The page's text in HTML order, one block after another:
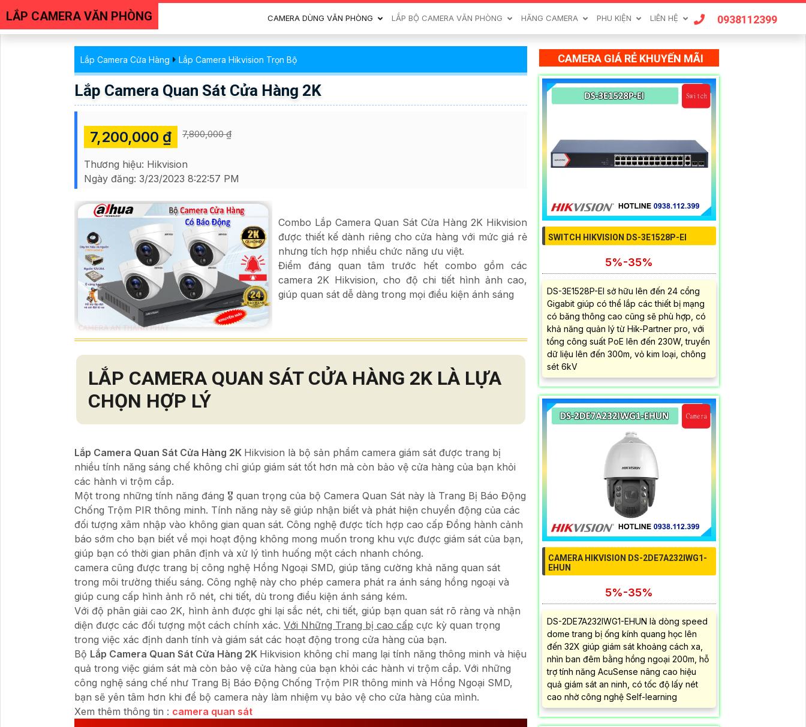
LẮP CAMERA VĂN PHÒNG CAMERA DÙNG VĂN PHÒNG LẮP BỘ CAMERA VĂN PHÒNG HÃNG CAMERA PHU KIỆN LIÊN HỆ 0938112399
Lắp Camera Cửa Hàng Lắp Camera Hikvision Trọn Bộ
Lắp Camera Quan Sát Cửa Hàng 2K
7,200,000 ₫ 7,800,000 ₫
Thương hiệu: Hikvision
Ngày đăng: 3/23/2023 8:22:57 PM
Combo Lắp Camera Quan Sát Cửa Hàng 2K Hikvision
được thiết kế dành riêng cho cửa hàng với mức giá rẻ
nhưng tích hợp nhiều chức năng ưu việt.
Điểm đáng quan tâm trước hết combo gồm các
camera 2K Hikvision, cho độ chi tiết hình ảnh cao,
giúp quan sát dễ dàng trong mọi điều kiện ánh sáng
LẮP CAMERA QUAN SÁT CỬA HÀNG 2K LÀ LỰA
CHỌN HỢP LÝ
Lắp Camera Quan Sát Cửa Hàng 2K Hikvision là bộ sản phẩm camera giám sát được trang bị
nhiều tính năng sáng chế không chỉ giúp giám sát tốt hơn mà còn bảo vệ cửa hàng của bạn khỏi
các hành vi trộm cắp.
Một trong những tính năng đáng 🎖️ quan trọng của bộ Camera Quan Sát này là Trang Bị Báo Động
Chống Trộm PIR thông minh. Tính năng này sẽ giúp nhận biết và phát hiện chuyển động của các
đối tượng xâm nhập vào không gian quan sát. Công nghệ được tích hợp cao cấp Đồng hành cảnh
báo sớm cho bạn biết về mọi hoạt động không mong muốn trong khu vực được giám sát của bạn,
giúp bạn có thời gian phân định và xử lý tình huống một cách nhanh chóng.
camera cũng được trang bị công nghệ Hồng Ngoại SMD, giúp tăng cường khả năng quan sát
trong môi trường thiếu sáng. Công nghệ này cho phép camera phát ra ánh sáng hồng ngoại và
giúp cung cấp hình ảnh rõ nét, chi tiết, dù trong điều kiện ánh sáng kém.
Với độ phân giải cao 2K, hình ảnh được ghi lại sắc nét, chi tiết, giúp bạn quan sát rõ ràng và nhận
diện được các đối tượng một cách chính xác. Với Những Trang bị cao cấp cực kỳ quan trọng
trong việc xác định danh tính và giám sát các hoạt động trong cửa hàng của bạn.
Bộ Lắp Camera Quan Sát Cửa Hàng 2K Hikvision không chỉ mang lại tính năng thông minh và hiệu
quả trong việc giám sát mà còn bảo vệ cửa hàng của bạn khỏi các hành vi trộm cắp. Với những
công nghệ sáng chế như Trang Bị Báo Động Chống Trộm PIR thông minh và Hồng Ngoại SMD,
bạn sẽ yên tâm hơn khi để bộ camera này làm nhiệm vụ bảo vệ cho cửa hàng của mình.
Xem thêm thông tin : camera quan sát
CAMERA GIÁ RẺ KHUYẾN MÃI
SWITCH HIKVISION DS-3E1528P-EI
5%-35%
DS-3E1528P-EI sở hữu lên đến 24 cổng
Gigabit giúp có thể lắp các thiết bị mạng
có băng thông cao cũng sẽ phù hợp, có
khả năng quản lý từ Hik-Partner pro, với
tổng công suất PoE lên đến 230W, truyền
dữ liệu lên đến 300m, vỏ kim loại, chông
sét 6kV
CAMERA HIKVISION DS-2DE7A232IWG1-
EHUN
5%-35%
DS-2DE7A232IWG1-EHUN là dòng speed
dome trang bị ống kính quang học lên
đến 32X giúp giám sát khoảng cách xa,
nhìn ban đêm bằng hồng ngoại 200m, hỗ
trợ tính năng AcuSense nâng cao hiệu
quả giám sát an ninh, có tốc độ lấy nét
cao nhờ công nghệ Self-learning